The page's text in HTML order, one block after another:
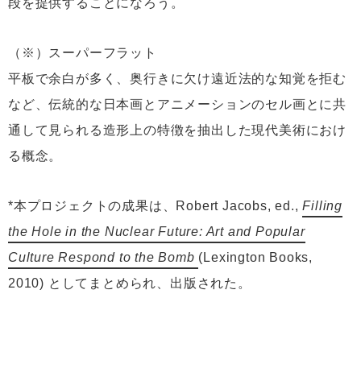
（※）スーパーフラット
平板で余白が多く、奥行きに欠け遠近法的な知覚を拒む
など、伝統的な日本画とアニメーションのセル画とに共
通して見られる造形上の特徴を抽出した現代美術におけ
る概念。
*本プロジェクトの成果は、Robert Jacobs, ed.,Filling
the Hole in the Nuclear Future: Art and Popular
Culture Respond to the Bomb (Lexington Books,
2010) としてまとめられ、出版された。